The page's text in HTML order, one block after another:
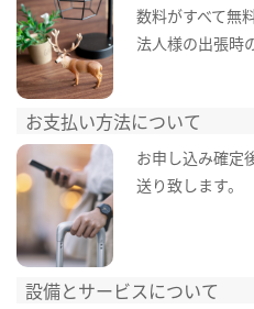
数料がすべて無
法人様の出張時
お支払い方法について
お申し込み確定
送り致します。
設備とサービスについて